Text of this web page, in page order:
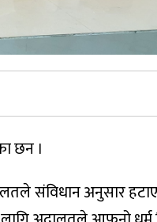
छन ।
संविधान अनुसार